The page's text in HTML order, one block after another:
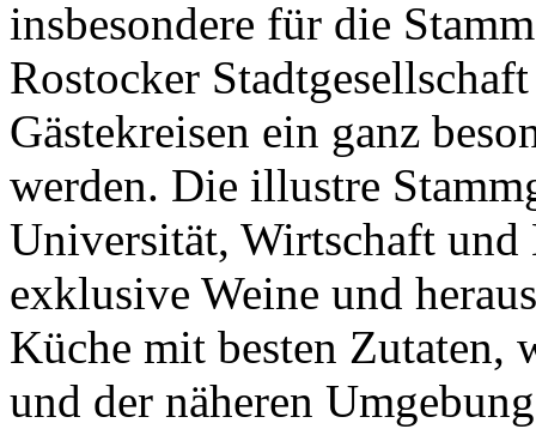
Für Liebhaber der einfachen und
regionalen Küche. Nachkochbar, aber
immer mit der besonderen Note.
Die Suche nach
dem Neuen.
Austausch führt zur Inspiration. Neues
ist das Ergebnis ständigen Probierens.
Die Liste unserer Rezepte für jede
Gelegenheit und Geschmack ist lang.
insbesondere für die
Rostocker
Gästekreisen ein ganz
werden. Die illustre
Universität, Wirtschaft
exklusive Weine und
Küche mit besten Zutaten,
und der näheren